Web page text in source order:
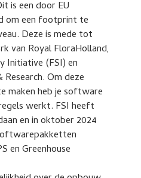
is een door EU
om een footprint te
Deze is mede tot
van Royal FloraHolland,
Initiative (FSI) en
Om deze
maken heb je software
werkt. FSI heeft
en in oktober 2024
en Greenhouse